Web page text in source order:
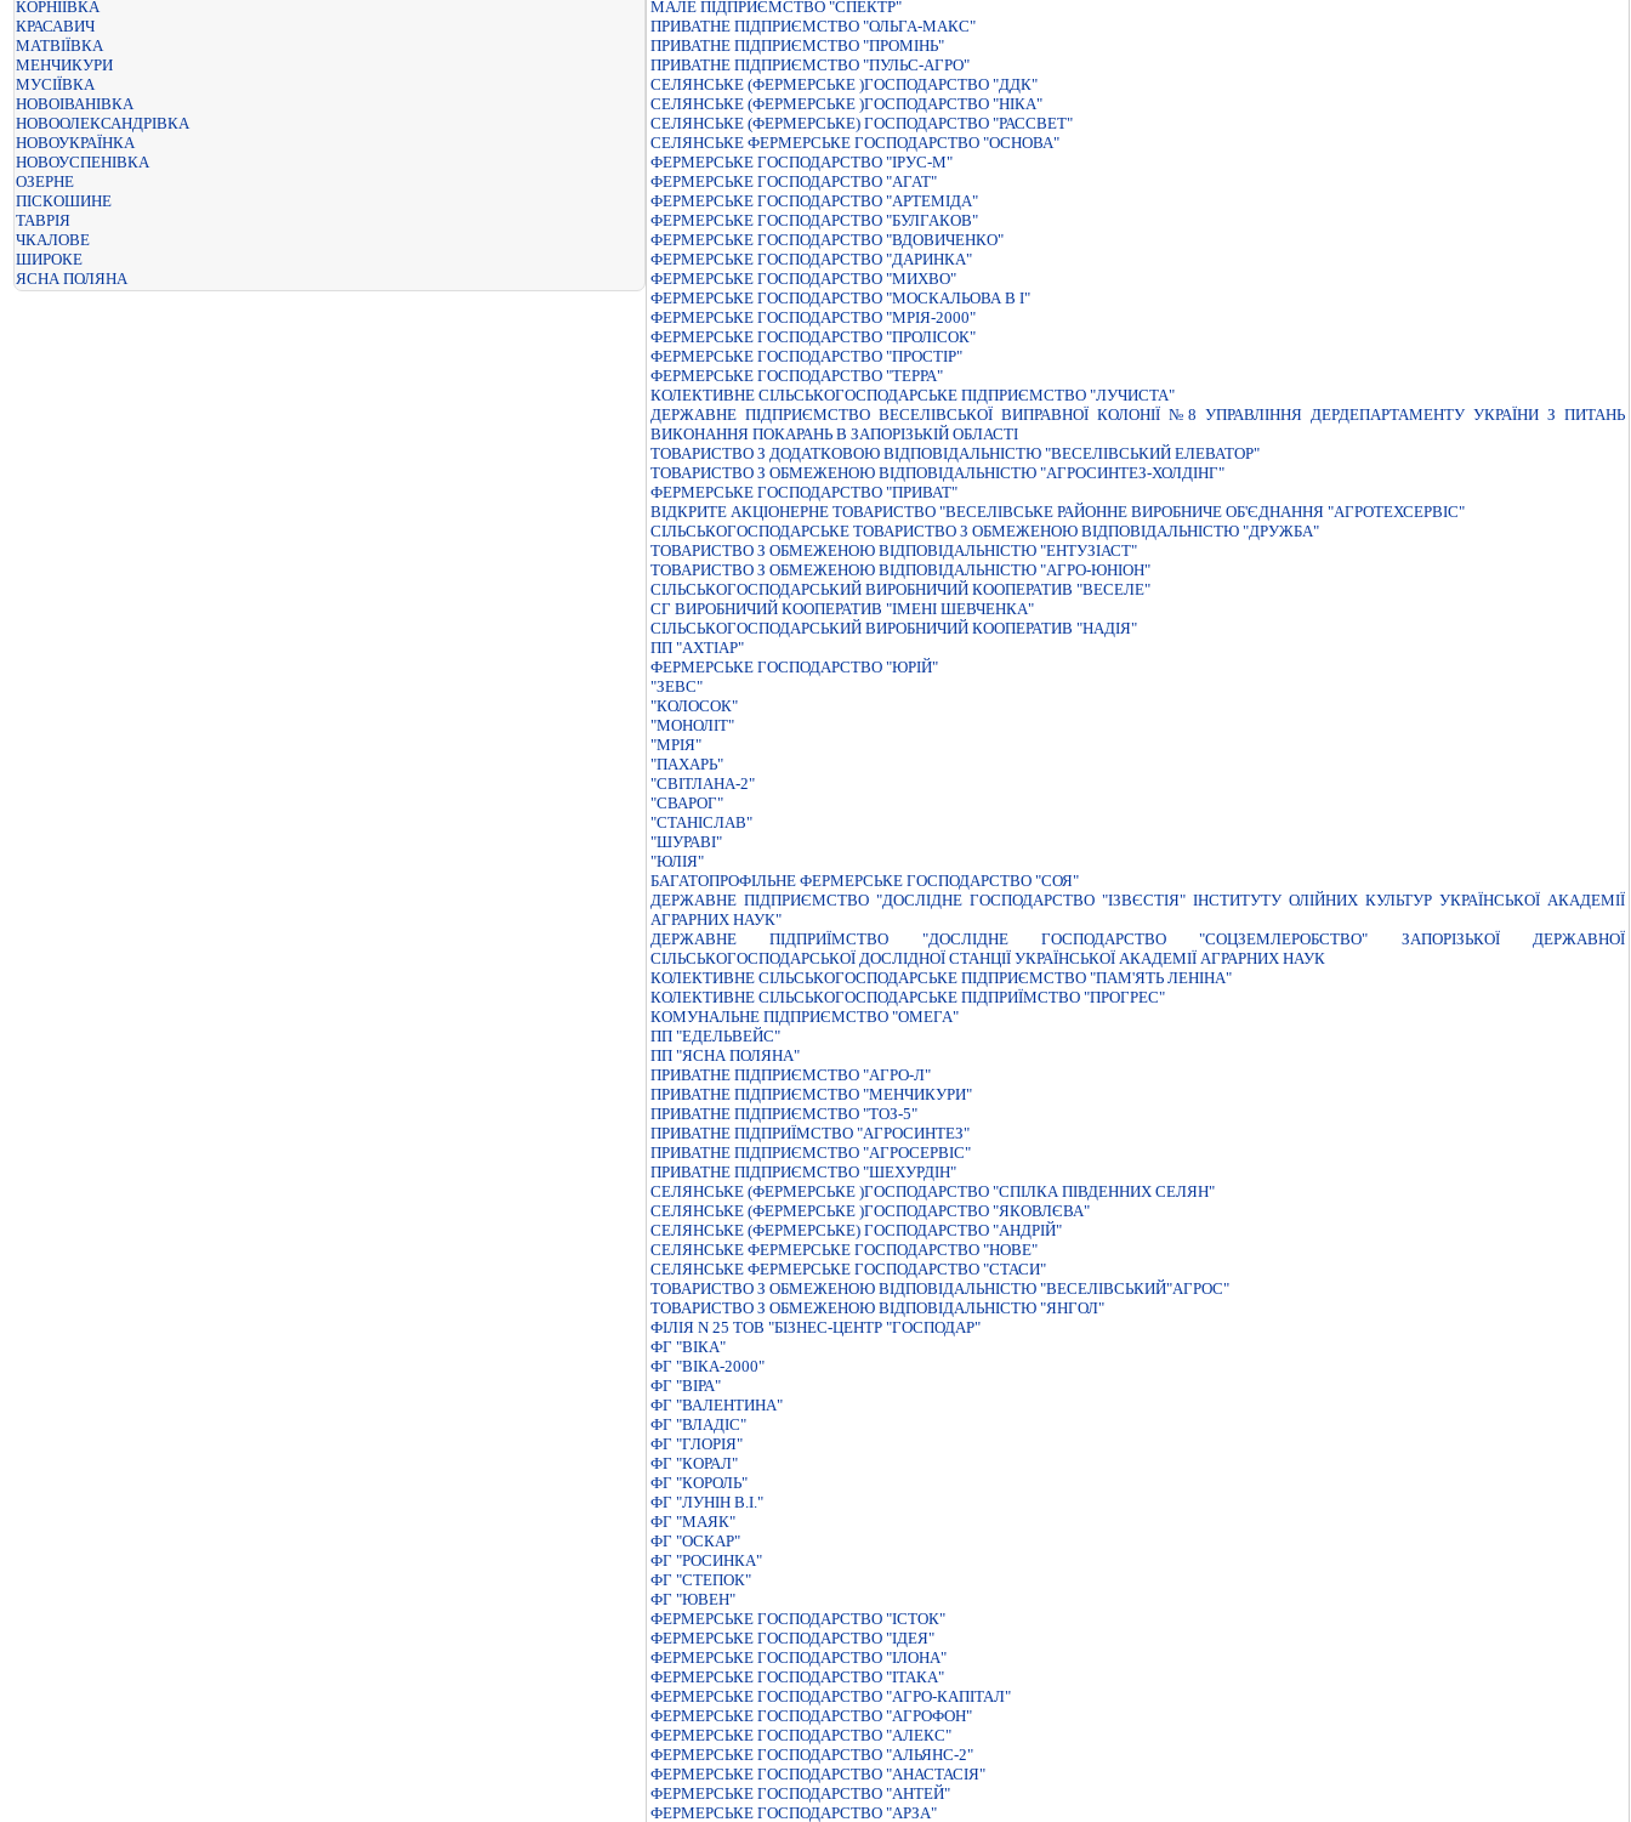
КОРНІЇВКА
КРАСАВИЧ
МАТВІЇВКА
МЕНЧИКУРИ
МУСІЇВКА
НОВОІВАНІВКА
НОВООЛЕКСАНДРІВКА
НОВОУКРАЇНКА
НОВОУСПЕНІВКА
ОЗЕРНЕ
ПІСКОШИНЕ
ТАВРІЯ
ЧКАЛОВЕ
ШИРОКЕ
ЯСНА ПОЛЯНА
МАЛЕ ПIДПРИЄМСТВО "СПЕКТР"
ПРИВАТНЕ ПIДПРИЄМСТВО "ОЛЬГА-МАКС"
ПРИВАТНЕ ПІДПРИЄМСТВО "ПРОМІНЬ"
ПРИВАТНЕ ПІДПРИЄМСТВО "ПУЛЬС-АГРО"
СЕЛЯНСЬКЕ (ФЕРМЕРСЬКЕ )ГОСПОДАРСТВО "ДДК"
СЕЛЯНСЬКЕ (ФЕРМЕРСЬКЕ )ГОСПОДАРСТВО "НIКА"
СЕЛЯНСЬКЕ (ФЕРМЕРСЬКЕ) ГОСПОДАРСТВО "РАССВЕТ"
СЕЛЯНСЬКЕ ФЕРМЕРСЬКЕ ГОСПОДАРСТВО "ОСНОВА"
ФЕРМЕРСЬКЕ ГОСПОДАРСТВО "IРУС-М"
ФЕРМЕРСЬКЕ ГОСПОДАРСТВО "АГАТ"
ФЕРМЕРСЬКЕ ГОСПОДАРСТВО "АРТЕМIДА"
ФЕРМЕРСЬКЕ ГОСПОДАРСТВО "БУЛГАКОВ"
ФЕРМЕРСЬКЕ ГОСПОДАРСТВО "ВДОВИЧЕНКО"
ФЕРМЕРСЬКЕ ГОСПОДАРСТВО "ДАРИНКА"
ФЕРМЕРСЬКЕ ГОСПОДАРСТВО "МИХВО"
ФЕРМЕРСЬКЕ ГОСПОДАРСТВО "МОСКАЛЬОВА В I"
ФЕРМЕРСЬКЕ ГОСПОДАРСТВО "МРIЯ-2000"
ФЕРМЕРСЬКЕ ГОСПОДАРСТВО "ПРОЛІСОК"
ФЕРМЕРСЬКЕ ГОСПОДАРСТВО "ПРОСТIР"
ФЕРМЕРСЬКЕ ГОСПОДАРСТВО "ТЕРРА"
КОЛЕКТИВНЕ СІЛЬСЬКОГОСПОДАРСЬКЕ ПІДПРИЄМСТВО "ЛУЧИСТА"
ДЕРЖАВНЕ ПIДПРИЄМСТВО ВЕСЕЛIВСЬКОЇ ВИПРАВНОЇ КОЛОНIЇ №8 УПРАВЛIННЯ ДЕРДЕПАРТАМЕНТУ УКРАЇНИ З ПИТАНЬ
ВИКОНАННЯ ПОКАРАНЬ В ЗАПОРIЗЬКIЙ ОБЛАСТI
ТОВАРИСТВО З ДОДАТКОВОЮ ВIДПОВIДАЛЬНIСТЮ "ВЕСЕЛIВСЬКИЙ ЕЛЕВАТОР"
ТОВАРИСТВО З ОБМЕЖЕНОЮ ВIДПОВIДАЛЬНIСТЮ "АГРОСИНТЕЗ-ХОЛДIНГ"
ФЕРМЕРСЬКЕ ГОСПОДАРСТВО "ПРИВАТ"
ВIДКРИТЕ АКЦIОНЕРНЕ ТОВАРИСТВО "ВЕСЕЛIВСЬКЕ РАЙОННЕ ВИРОБНИЧЕ ОБ'ЄДНАННЯ "АГРОТЕХСЕРВIС"
СIЛЬСЬКОГОСПОДАРСЬКЕ ТОВАРИСТВО З ОБМЕЖЕНОЮ ВIДПОВIДАЛЬНIСТЮ "ДРУЖБА"
ТОВАРИСТВО З ОБМЕЖЕНОЮ ВIДПОВIДАЛЬНIСТЮ "ЕНТУЗIАСТ"
ТОВАРИСТВО З ОБМЕЖЕНОЮ ВІДПОВІДАЛЬНІСТЮ "АГРО-ЮНІОН"
СIЛЬСЬКОГОСПОДАРСЬКИЙ ВИРОБНИЧИЙ КООПЕРАТИВ "ВЕСЕЛЕ"
СГ ВИРОБНИЧИЙ КООПЕРАТИВ "ІМЕНІ ШЕВЧЕНКА"
СІЛЬСЬКОГОСПОДАРСЬКИЙ ВИРОБНИЧИЙ КООПЕРАТИВ "НАДІЯ"
ПП "АХТІАР"
ФЕРМЕРСЬКЕ ГОСПОДАРСТВО "ЮРIЙ"
"ЗЕВС"
"КОЛОСОК"
"МОНОЛІТ"
"МРІЯ"
"ПАХАРЬ"
"СВIТЛАНА-2"
"СВАРОГ"
"СТАНІСЛАВ"
"ШУРАВI"
"ЮЛІЯ"
БАГАТОПРОФIЛЬНЕ ФЕРМЕРСЬКЕ ГОСПОДАРСТВО "СОЯ"
ДЕРЖАВНЕ ПIДПРИЄМСТВО "ДОСЛIДНЕ ГОСПОДАРСТВО "IЗВЄСТIЯ" IНСТИТУТУ ОЛIЙНИХ КУЛЬТУР УКРАЇНСЬКОЇ АКАДЕМIЇ
АГРАРНИХ НАУК"
ДЕРЖАВНЕ ПIДПРИЇМСТВО "ДОСЛIДНЕ ГОСПОДАРСТВО "СОЦЗЕМЛЕРОБСТВО" ЗАПОРIЗЬКОЇ ДЕРЖАВНОЇ
СIЛЬСЬКОГОСПОДАРСЬКОЇ ДОСЛIДНОЇ СТАНЦIЇ УКРАЇНСЬКОЇ АКАДЕМIЇ АГРАРНИХ НАУК
КОЛЕКТИВНЕ СIЛЬСЬКОГОСПОДАРСЬКЕ ПIДПРИЄМСТВО "ПАМ'ЯТЬ ЛЕНIНА"
КОЛЕКТИВНЕ СIЛЬСЬКОГОСПОДАРСЬКЕ ПIДПРИЇМСТВО "ПРОГРЕС"
КОМУНАЛЬНЕ ПIДПРИЄМСТВО "ОМЕГА"
ПП "ЕДЕЛЬВЕЙС"
ПП "ЯСНА ПОЛЯНА"
ПРИВАТНЕ ПIДПРИЄМСТВО "АГРО-Л"
ПРИВАТНЕ ПIДПРИЄМСТВО "МЕНЧИКУРИ"
ПРИВАТНЕ ПIДПРИЄМСТВО "ТОЗ-5"
ПРИВАТНЕ ПIДПРИЇМСТВО "АГРОСИНТЕЗ"
ПРИВАТНЕ ПІДПРИЄМСТВО "АГРОСЕРВІС"
ПРИВАТНЕ ПІДПРИЄМСТВО "ШЕХУРДІН"
СЕЛЯНСЬКЕ (ФЕРМЕРСЬКЕ )ГОСПОДАРСТВО "СПІЛКА ПІВДЕННИХ СЕЛЯН"
СЕЛЯНСЬКЕ (ФЕРМЕРСЬКЕ )ГОСПОДАРСТВО "ЯКОВЛЄВА"
СЕЛЯНСЬКЕ (ФЕРМЕРСЬКЕ) ГОСПОДАРСТВО "АНДРІЙ"
СЕЛЯНСЬКЕ ФЕРМЕРСЬКЕ ГОСПОДАРСТВО "НОВЕ"
СЕЛЯНСЬКЕ ФЕРМЕРСЬКЕ ГОСПОДАРСТВО "СТАСИ"
ТОВАРИСТВО З ОБМЕЖЕНОЮ ВІДПОВІДАЛЬНІСТЮ "ВЕСЕЛІВСЬКИЙ"АГРОС"
ТОВАРИСТВО З ОБМЕЖЕНОЮ ВІДПОВІДАЛЬНІСТЮ "ЯНГОЛ"
ФІЛІЯ N 25 ТОВ "БІЗНЕС-ЦЕНТР "ГОСПОДАР"
ФГ "ВІКА"
ФГ "ВІКА-2000"
ФГ "ВІРА"
ФГ "ВАЛЕНТИНА"
ФГ "ВЛАДІС"
ФГ "ГЛОРІЯ"
ФГ "КОРАЛ"
ФГ "КОРОЛЬ"
ФГ "ЛУНІН В.І."
ФГ "МАЯК"
ФГ "ОСКАР"
ФГ "РОСИНКА"
ФГ "СТЕПОК"
ФГ "ЮВЕН"
ФЕРМЕРСЬКЕ ГОСПОДАРСТВО "IСТОК"
ФЕРМЕРСЬКЕ ГОСПОДАРСТВО "ІДЕЯ"
ФЕРМЕРСЬКЕ ГОСПОДАРСТВО "ІЛОНА"
ФЕРМЕРСЬКЕ ГОСПОДАРСТВО "ІТАКА"
ФЕРМЕРСЬКЕ ГОСПОДАРСТВО "АГРО-КАПIТАЛ"
ФЕРМЕРСЬКЕ ГОСПОДАРСТВО "АГРОФОН"
ФЕРМЕРСЬКЕ ГОСПОДАРСТВО "АЛЕКС"
ФЕРМЕРСЬКЕ ГОСПОДАРСТВО "АЛЬЯНС-2"
ФЕРМЕРСЬКЕ ГОСПОДАРСТВО "АНАСТАСIЯ"
ФЕРМЕРСЬКЕ ГОСПОДАРСТВО "АНТЕЙ"
ФЕРМЕРСЬКЕ ГОСПОДАРСТВО "АРЗА"